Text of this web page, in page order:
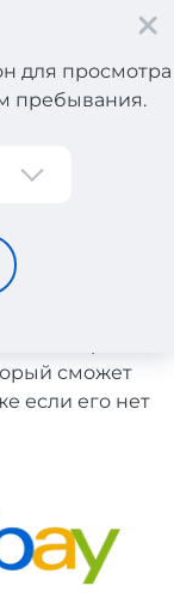
для просмотра
пребывания.
сможет
если его нет